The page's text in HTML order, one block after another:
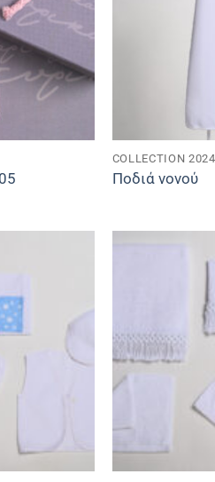
COLLECTION 2024
Ποδιά νονού